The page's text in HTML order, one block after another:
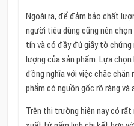
Ngoài ra, để đảm bảo chất
người tiêu dùng cũng nên
tín và có đầy đủ giấy tờ chứng
lượng của sản phẩm. Lựa chọn
đồng nghĩa với việc chắc chắn
phẩm có nguồn gốc rõ ràng
Trên thị trường hiện nay có